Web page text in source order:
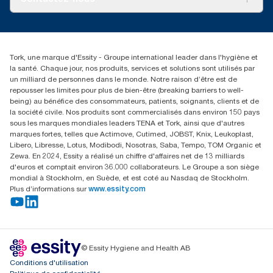
01 85 07 92 00
Tork, une marque d'Essity - Groupe international leader dans l'hygiène et
la santé. Chaque jour, nos produits, services et solutions sont utilisés par
un milliard de personnes dans le monde. Notre raison d’être est de
repousser les limites pour plus de bien-être (breaking barriers to well-
being) au bénéfice des consommateurs, patients, soignants, clients et de
la société civile. Nos produits sont commercialisés dans environ 150 pays
sous les marques mondiales leaders TENA et Tork, ainsi que d'autres
marques fortes, telles que Actimove, Cutimed, JOBST, Knix, Leukoplast,
Libero, Libresse, Lotus, Modibodi, Nosotras, Saba, Tempo, TOM Organic et
Zewa. En 2024, Essity a réalisé un chiffre d'affaires net de 13 milliards
d'euros et comptait environ 36.000 collaborateurs. Le Groupe a son siège
mondial à Stockholm, en Suède, et est coté au Nasdaq de Stockholm.
Plus d’informations sur www.essity.com
© Essity Hygiene and Health AB
Conditions d'utilisation